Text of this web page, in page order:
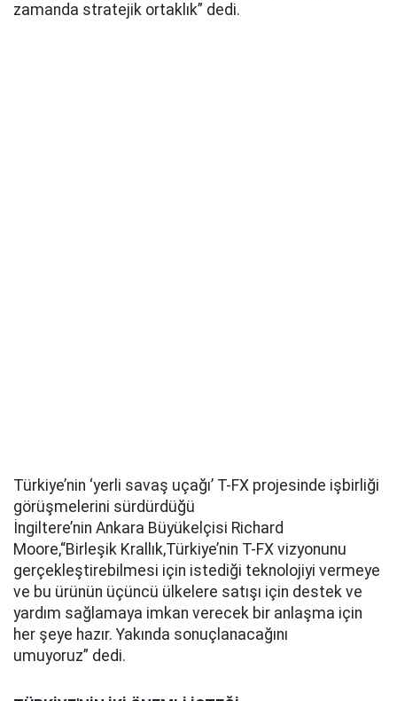
zamanda stratejik ortaklık” dedi.
Türkiye’nin ‘yerli savaş uçağı’ T-FX projesinde işbirliği
görüşmelerini sürdürdüğü
İngiltere’nin Ankara Büyükelçisi Richard
Moore,“Birleşik Krallık,Türkiye’nin T-FX vizyonunu
gerçekleştirebilmesi için istediği teknolojiyi vermeye
ve bu ürünün üçüncü ülkelere satışı için destek ve
yardım sağlamaya imkan verecek bir anlaşma için
her şeye hazır. Yakında sonuçlanacağını
umuyoruz” dedi.